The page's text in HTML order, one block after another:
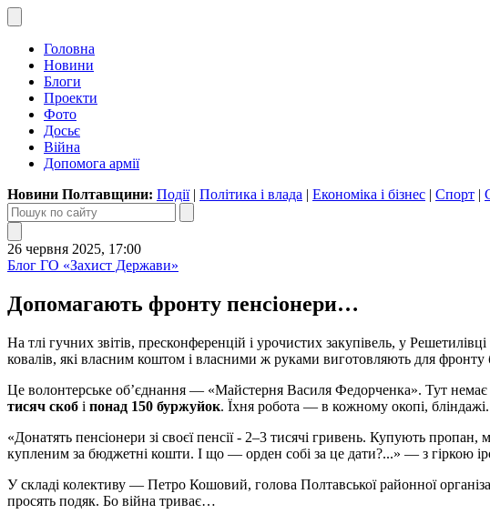
Головна
Новини
Блоги
Проекти
Фото
Досьє
Війна
Допомога армії
Новини Полтавщини: Події| Політика і влада | Економіка і бізнес | Спорт |
26 червня 2025, 17:00
Блог ГО «Захист Держави»
Допомагають фронту пенсіонери…
На тлі гучних звітів, пресконференцій і урочистих закупівель, у
ковалів, які власним коштом і власними ж руками виготовляють для
Це волонтерське об’єднання — «Майстерня Василя Федорченка». Тут немає
тисяч скоб і понад 150 буржуйок. Їхня робота — в кожному окопі,
«Донатять пенсіонери зі своєї пенсії - 2–3 тисячі гривень. Купують
купленим за бюджетні кошти. І що — орден собі за це дати?...» — з гіркою
У складі колективу — Петро Кошовий, голова Полтавської районної
просять подяк. Бо війна триває…